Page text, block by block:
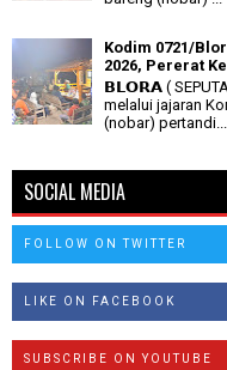
Kodim 0721/
2026, Pererat
𝗕𝗟𝗢𝗥𝗔 (
melalui jajaran
(nobar) pertandi...
SOCIAL MEDIA
FOLLOW ON TWITTER
LIKE ON FACEBOOK
SUBSCRIBE ON YOUTUBE